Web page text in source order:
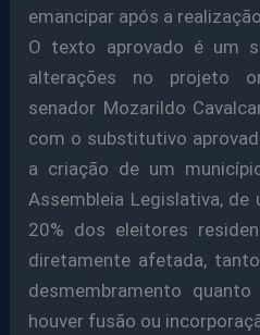
emancipar após a
O texto aprovado é um
alterações no projeto
senador Mozarildo
com o substitutivo
a criação de um
Assembleia Legislativa,
20% dos eleitores
diretamente afetada,
desmembramento
houver fusão ou